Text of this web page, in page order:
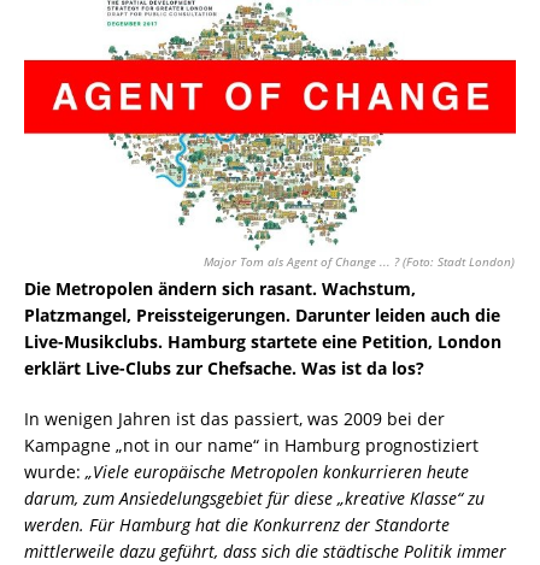
Major Tom als Agent of Change ... ? (Foto: Stadt London)
Die Metropolen ändern sich rasant. Wachstum,
Platzmangel, Preissteigerungen. Darunter leiden auch die
Live-Musikclubs. Hamburg startete eine Petition, London
erklärt Live-Clubs zur Chefsache. Was ist da los?
In wenigen Jahren ist das passiert, was 2009 bei der
Kampagne „not in our name“ in Hamburg prognostiziert
wurde: „Viele europäische Metropolen konkurrieren heute
darum, zum Ansiedelungsgebiet für diese „kreative Klasse“ zu
werden. Für Hamburg hat die Konkurrenz der Standorte
mittlerweile dazu geführt, dass sich die städtische Politik immer